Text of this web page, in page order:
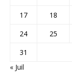
17
18
24
25
31
« Juil